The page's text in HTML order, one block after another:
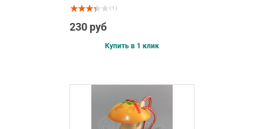
( 1 )
230 руб
Купить в 1 клик